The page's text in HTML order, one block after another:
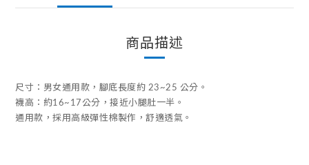
商品描述
尺寸：男女通用款，腳底長度約 23~25 公分。
襪高：約16~17公分，接近小腿肚一半。
通用款，採用高級彈性棉製作，舒適透氣。